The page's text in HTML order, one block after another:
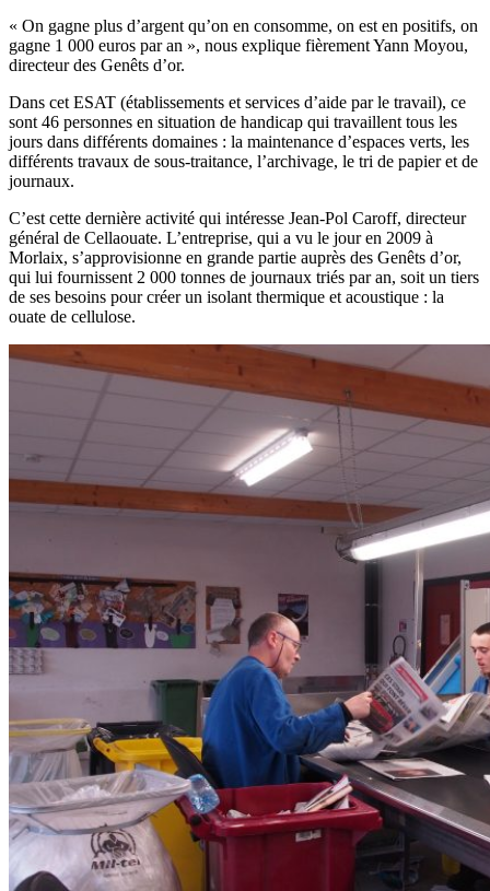
« On gagne plus d’argent qu’on en consomme, on est en positifs, on
gagne 1 000 euros par an », nous explique fièrement Yann Moyou,
directeur des Genêts d’or.
Dans cet ESAT (établissements et services d’aide par le travail), ce
sont 46 personnes en situation de handicap qui travaillent tous les
jours dans différents domaines : la maintenance d’espaces verts, les
différents travaux de sous-traitance, l’archivage, le tri de papier et de
journaux.
C’est cette dernière activité qui intéresse Jean-Pol Caroff, directeur
général de Cellaouate. L’entreprise, qui a vu le jour en 2009 à
Morlaix, s’approvisionne en grande partie auprès des Genêts d’or,
qui lui fournissent 2 000 tonnes de journaux triés par an, soit un tiers
de ses besoins pour créer un isolant thermique et acoustique : la
ouate de cellulose.